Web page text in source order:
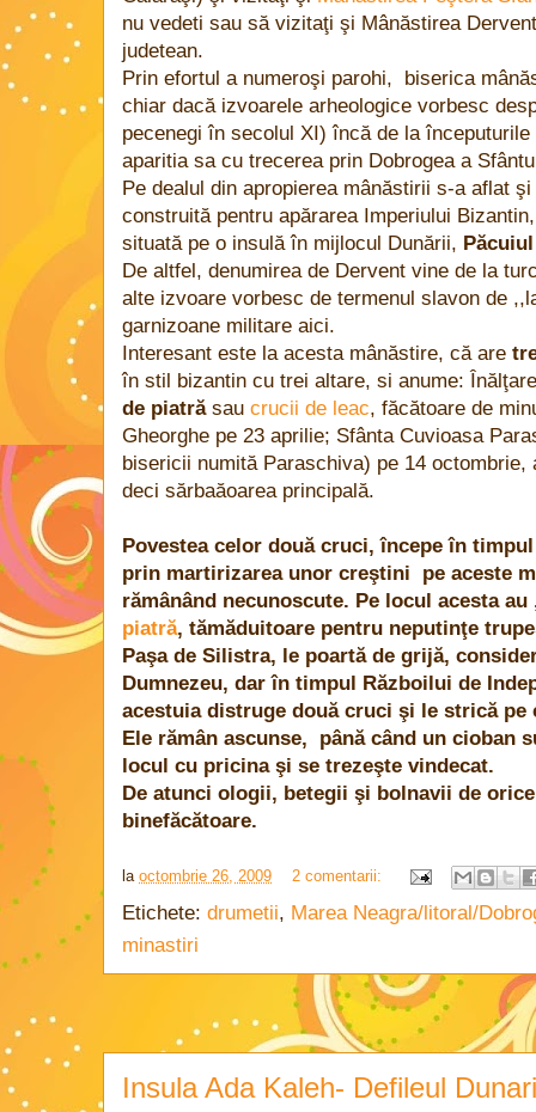
nu vedeti sau să vizitaţi şi Mânăstirea
judetean.
Prin efortul a numeroşi parohi, biserica
chiar dacă izvoarele arheologice vorbesc
pecenegi în secolul XI) încă de la
aparitia sa cu trecerea prin Dobrogea a
Pe dealul din apropierea mânăstirii s-a aflat
construită pentru apărarea Imperiului
situată pe o insulă în mijlocul Dunării,
De altfel, denumirea de Dervent vine de la
alte izvoare vorbesc de termenul slavon de
garnizoane militare aici.
Interesant este la acesta mânăstire, că are
în stil bizantin cu trei altare, si anume:
de piatrăsau crucii de leac, făcătoare de
Gheorghe pe 23 aprilie; Sfânta Cuvioasa
bisericii numită Paraschiva) pe 14
deci sărbaăoarea principală.
Povestea celor două cruci, începe în
prin martirizarea unor creştini pe aceste
rămânând necunoscute. Pe locul acesta
piatră, tămăduitoare pentru neputinţe
Paşa de Silistra, le poartă de grijă,
Dumnezeu, dar în timpul Războilui de
acestuia distruge două cruci şi le strică pe
Ele rămân ascunse, până când un cioban
locul cu pricina şi se trezeşte vindecat.
De atunci ologii, betegii şi bolnavii de
binefăcătoare.
la octombrie 26, 2009 2 comentarii:
Etichete: drumetii, Marea Neagra/litoral/
minastiri
Insula Ada Kaleh- Defileul